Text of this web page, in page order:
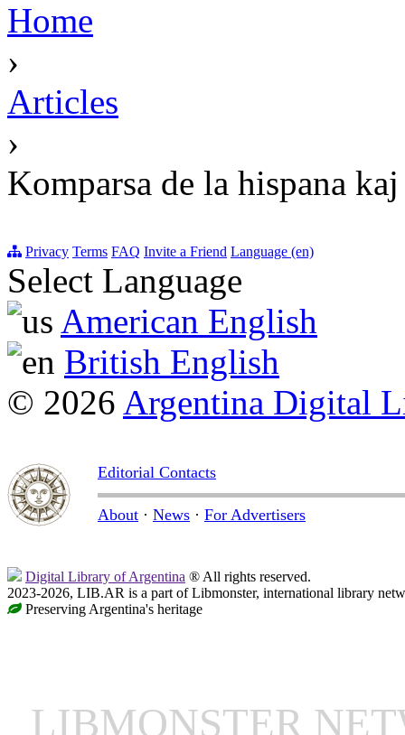
Home
›
Articles
›
Komparsa de la hispana
Privacy Terms FAQ Invite a Friend Language (en)
Select Language
American English
British English
© 2026 Argentina Digital
Editorial Contacts
About · News · For Advertisers
Digital Library of Argentina ® All rights reserved.
2023-2026, LIB.AR is a part of Libmonster, international library
Preserving Argentina's heritage
LIBMONSTER